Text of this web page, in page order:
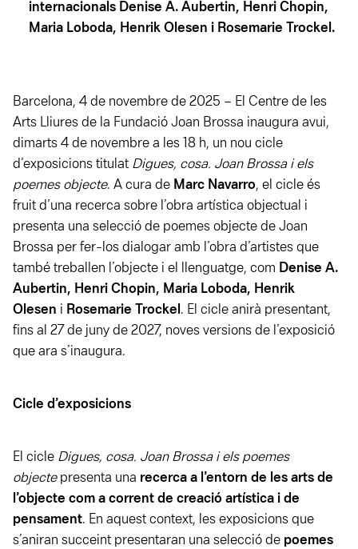
internacionals Denise A. Aubertin, Henri Chopin,
Maria Loboda, Henrik Olesen i Rosemarie Trockel.
Barcelona, 4 de novembre de 2025 – El Centre de les
Arts Lliures de la Fundació Joan Brossa inaugura avui,
dimarts 4 de novembre a les 18 h, un nou cicle
d’exposicions titulat Digues, cosa. Joan Brossa i els
poemes objecte. A cura de Marc Navarro, el cicle és
fruit d’una recerca sobre l’obra artística objectual i
presenta una selecció de poemes objecte de Joan
Brossa per fer-los dialogar amb l’obra d’artistes que
també treballen l’objecte i el llenguatge, com Denise A.
Aubertin, Henri Chopin, Maria Loboda, Henrik
Olesen i Rosemarie Trockel. El cicle anirà presentant,
fins al 27 de juny de 2027, noves versions de l’exposició
que ara s’inaugura.
Cicle d’exposicions
El cicle Digues, cosa. Joan Brossa i els poemes
objectepresenta una recerca a l’entorn de les arts de
l’objecte com a corrent de creació artística i de
pensament. En aquest context, les exposicions que
s’aniran succeint presentaran una selecció de poemes